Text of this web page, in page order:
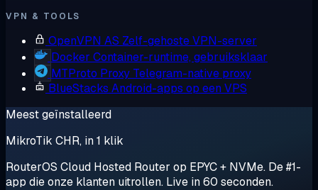
VPN & TOOLS
OpenVPN AS Zelf-gehoste VPN-server
Docker Container-runtime, gebruiksklaar
MTProto Proxy Telegram-native proxy
BlueStacks Android-apps op een VPS
Meest geïnstalleerd
MikroTik CHR, in 1 klik
RouterOS Cloud Hosted Router op EPYC + NVMe. De #1-
app die onze klanten uitrollen. Live in 60 seconden.